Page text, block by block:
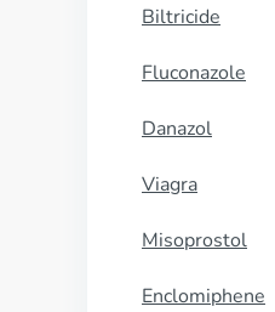
Biltricide
Fluconazole
Danazol
Viagra
Misoprostol
Enclomiphene